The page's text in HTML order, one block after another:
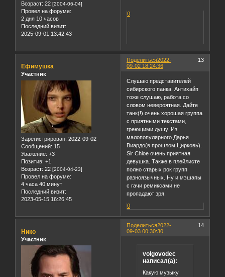
Возраст: 22 [2004-06-04]
Провел на форуме:
2 дня 10 часов
Последний визит:
2025-09-01 13:42:43
0
Поделиться 13
2022-
09-02 18:24:36
Ефимушка
Участник
Зарегистрирован: 2022-09-02
Сообщений: 15
Уважение: +3
Позитив: +1
Возраст: 22 [2004-04-23]
Провел на форуме:
4 часа 40 минут
Последний визит:
2023-05-15 16:26:45
Слушаю представителей
сибирского панка. Антихайп
тоже слушаю, работа со
словом невероятная. Дайте
танк(!) очень хорошая группа
с приятными текстами,
греющими душу. Из
малопопулярного Дарья
Виардо(в прошлом Цирковь).
Sir Chloe очень приятная
девушка. Также в плейлисте
полно старых рок групп
разноязычных. Ну и мэшапы
с гачи ремиксами не
пропадают зря.
0
Поделиться 14
2022-
09-03 00:30:30
Нико
Участник
volgovodec
написал(а):
Какую музыку